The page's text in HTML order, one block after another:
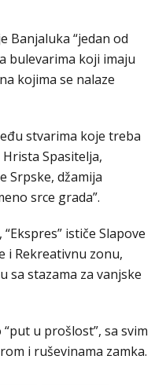
Banjaluka “jedan od
bulevarima koji imaju
kojima se nalaze
stvarima koje treba
Spasitelja,
Srpske, džamija
srce grada”.
ističe Slapove
i Rekreativnu zonu,
sa stazama za vanjske
u prošlost”, sa svim
i ruševinama zamka.